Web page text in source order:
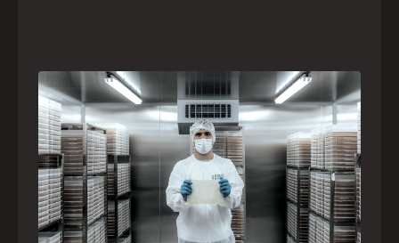
A paranaense Vuelo Pharma é uma das 13
empresas brasileiras selecionadas para
representar o Brasil na maior feira de
negócios de Angola
Empresa participará da FILDA 2026, em Luanda,
levando tecnologias brasileiras para tratamento de
feridas, ostomia e proteção cutânea ao mercado